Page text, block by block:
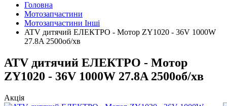
Головна
Мотозапчастини
Мотозапчастини Інші
ATV дитячий ЕЛЕКТРО - Мотор ZY1020 - 36V 1000W
27.8A 2500об/хв
ATV дитячий ЕЛЕКТРО - Мотор
ZY1020 - 36V 1000W 27.8A 2500об/хв
Акція